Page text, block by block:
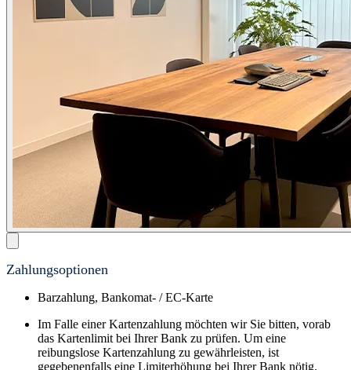
Zahlungsoptionen
Barzahlung, Bankomat- / EC-Karte
Im Falle einer Kartenzahlung möchten wir Sie bitten, vorab
das Kartenlimit bei Ihrer Bank zu prüfen. Um eine
reibungslose Kartenzahlung zu gewährleisten, ist
gegebenenfalls eine Limiterhöhung bei Ihrer Bank nötig.